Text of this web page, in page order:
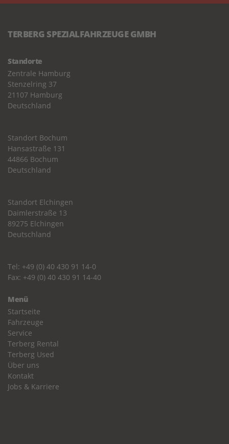
TERBERG SPEZIALFAHRZEUGE GMBH
Standorte
Zentrale Hamburg
Stenzelring 37
21107 Hamburg
Deutschland
Standort Bochum
Hansastraße 131
44866 Bochum
Deutschland
Standort Elchingen
Daimlerstraße 13
89275 Elchingen
Deutschland
Tel: +49 (0) 40 430 91 14-0
Fax: +49 (0) 40 430 91 14-40
Menü
Startseite
Fahrzeuge
Service
Terberg Rental
Terberg Used
Über uns
Kontakt
Jobs & Karriere